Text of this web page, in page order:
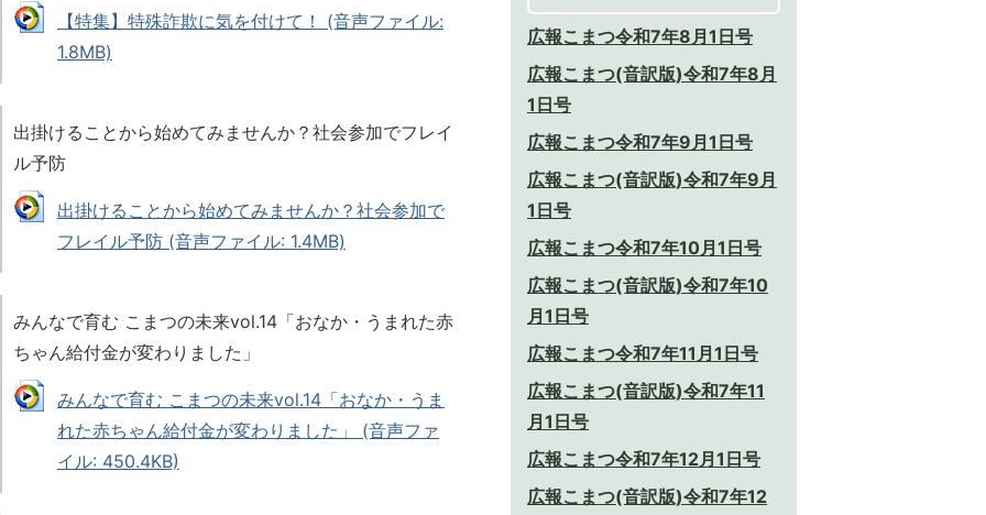
【特集】特殊詐欺に気を付けて！ (音声ファイル:
1.8MB)
出掛けることから始めてみませんか？社会参加でフレイ
ル予防
出掛けることから始めてみませんか？社会参加で
フレイル予防 (音声ファイル: 1.4MB)
みんなで育む こまつの未来vol.14「おなか・うまれた赤
ちゃん給付金が変わりました」
みんなで育む こまつの未来vol.14「おなか・うま
れた赤ちゃん給付金が変わりました」 (音声ファ
イル: 450.4KB)
広報こまつ令和7年8月1日号
広報こまつ(音訳版)令和7年8月
1日号
広報こまつ令和7年9月1日号
広報こまつ(音訳版)令和7年9月
1日号
広報こまつ令和7年10月1日号
広報こまつ(音訳版)令和7年10
月1日号
広報こまつ令和7年11月1日号
広報こまつ(音訳版)令和7年11
月1日号
広報こまつ令和7年12月1日号
広報こまつ(音訳版)令和7年12